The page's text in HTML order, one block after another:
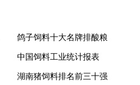
鸽子饲料十大名牌排酸粮
中国饲料工业统计报表
湖南猪饲料排名前三十强